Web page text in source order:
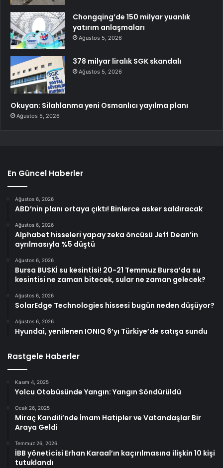
Chongqing’de 150 milyar yuanlık
yatırım anlaşmaları
Ağustos 5, 2026
378 milyar liralık SGK skandalı
Ağustos 5, 2026
Okuyan: Silahlanma yeni Osmanlıcı yayılma planı
Ağustos 5, 2026
En Güncel Haberler
Ağustos 6, 2026
ABD’nin planı ortaya çıktı! Binlerce asker saldıracak
Ağustos 6, 2026
Alphabet hisseleri yapay zeka öncüsü Jeff Dean’in
ayrılmasıyla %5 düştü
Ağustos 6, 2026
Bursa BUSKİ su kesintisi! 20-21 Temmuz Bursa’da su
kesintisi ne zaman bitecek, sular ne zaman gelecek?
Ağustos 6, 2026
SolarEdge Technologies hissesi bugün neden düşüyor?
Ağustos 6, 2026
Hyundai, yenilenen IONIQ 6’yı Türkiye’de satışa sundu
Rastgele Haberler
Kasım 4, 2025
Yolcu Otobüsünde Yangın: Yangın Söndürüldü
Ocak 26, 2025
Miraç Kandili’nde İmam Hatipler ve Vatandaşlar Bir
Araya Geldi
Temmuz 26, 2026
İBB yöneticisi Erhan Karaal’ın kaçırılmasına ilişkin 10 kişi
tutuklandı